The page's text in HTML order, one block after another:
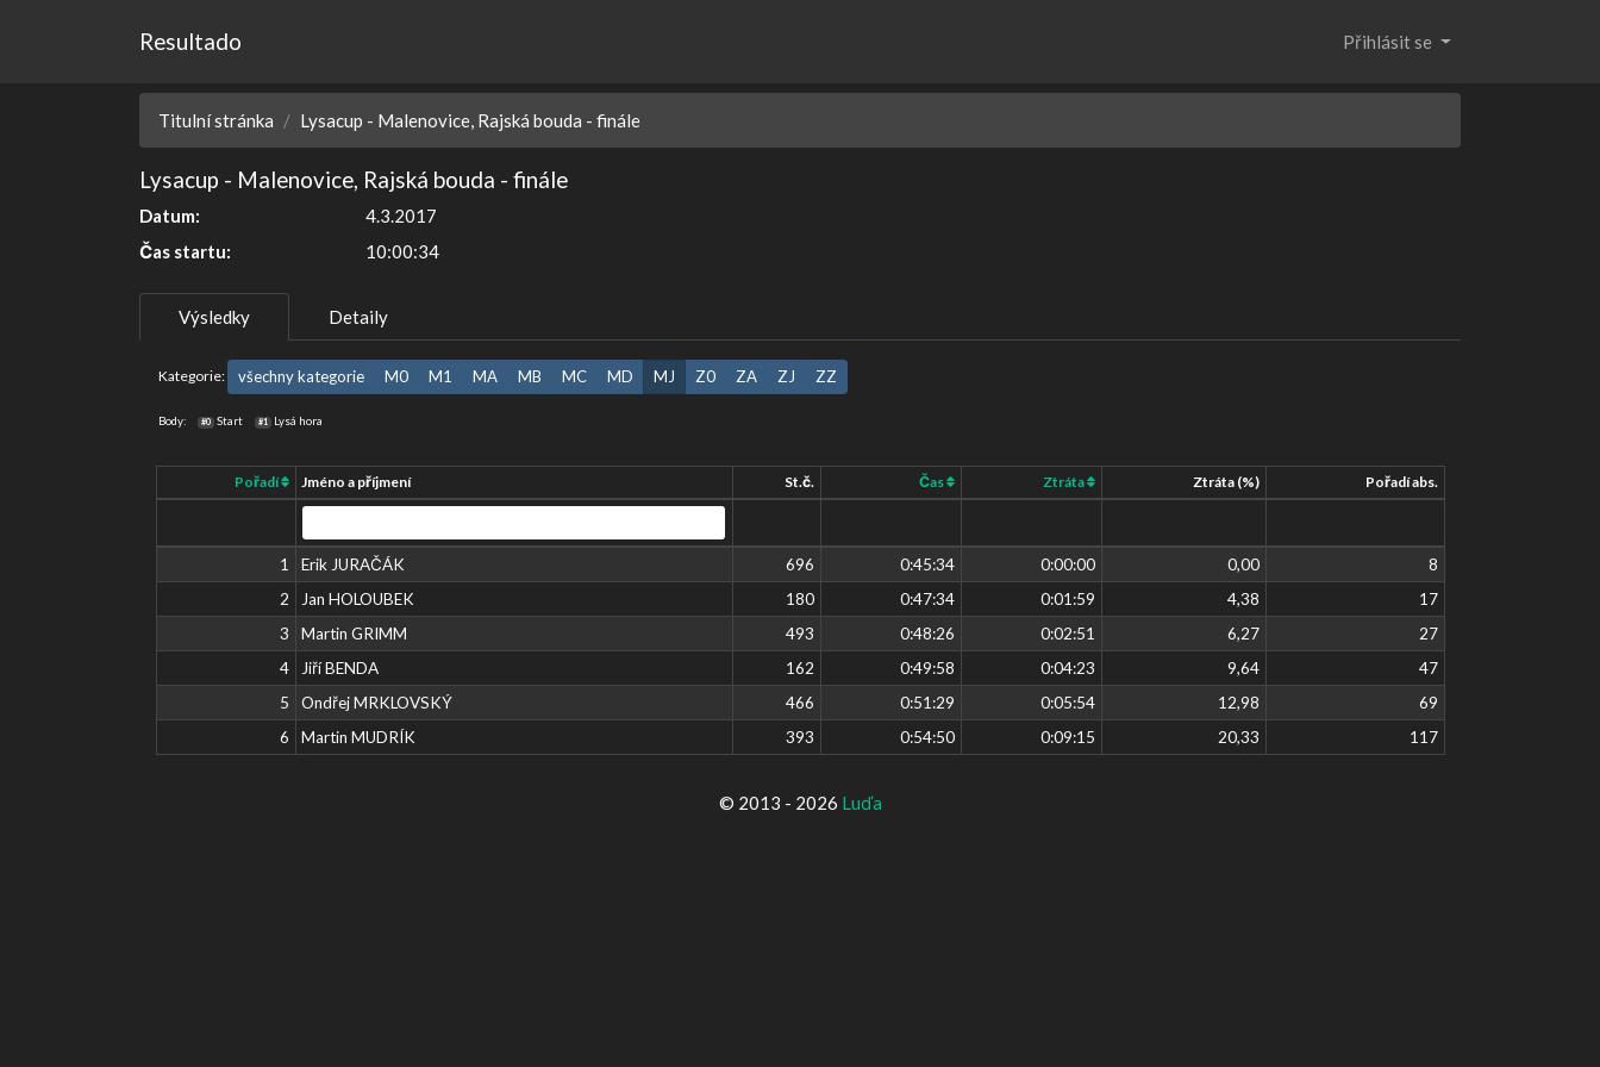
Resultado Přihlásit se
Titulní stránka Lysacup - Malenovice, Rajská bouda - finále
Lysacup - Malenovice, Rajská bouda - finále
Datum:
4.3.2017
Čas startu:
10:00:34
Výsledky Detaily
Kategorie: všechny kategorie M0 M1 MA MB MC MD MJ Z0 ZA ZJ ZZ
Body: #0 Start #1 Lysá hora
Pořadí Jméno a příjmení St.č. Čas Ztráta Ztráta (%) Pořadí abs.
1 Erik JURAČÁK 696 0:45:34 0:00:00 0,00
8
2
Jan HOLOUBEK 180 0:47:34 0:01:59 4,38
17
3
Martin GRIMM 493 0:48:26 0:02:51 6,27
27
4
Jiří BENDA 162 0:49:58 0:04:23 9,64
47
5
Ondřej MRKLOVSKÝ 466 0:51:29 0:05:54 12,98
69
6
Martin MUDRÍK 393 0:54:50 0:09:15 20,33 117
© 2013 - 2026 Luďa